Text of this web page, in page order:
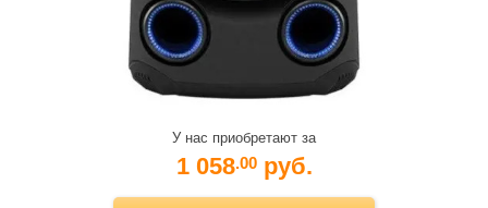
У нас приобретают за
1 058.00 руб.